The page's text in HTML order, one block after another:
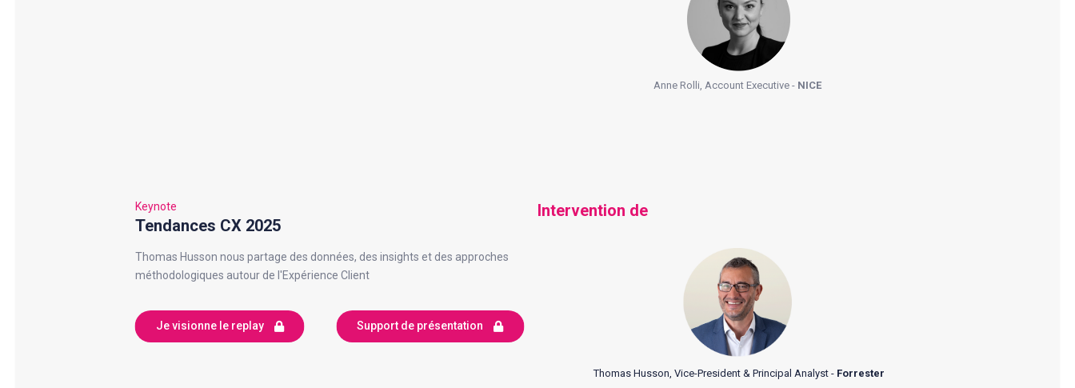
Anne Rolli, Account Executive - NICE
Keynote
Tendances CX 2025
Thomas Husson nous partage des données, des insights et des approches
méthodologiques autour de l'Expérience Client
Je visionne le replay Support de présentation
Intervention de
Thomas Husson, Vice-President & Principal Analyst - Forrester